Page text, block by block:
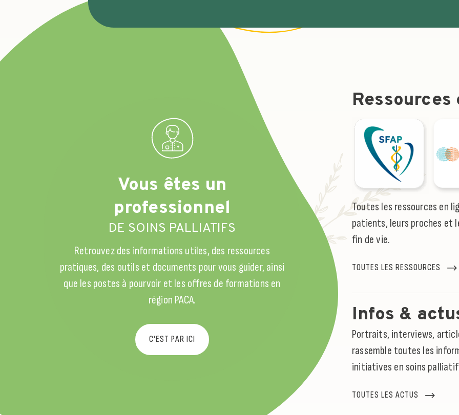
Vous êtes un
professionnel
DE SOINS PALLIATIFS
Retrouvez des informations utiles, des ressources
pratiques, des outils et documents pour vous guider, ainsi
que les postes à pourvoir et les offres de formations en
région PACA.
C'EST PAR ICI
Toutes les ressources en
patients, leurs proches et
fin de vie.
TOUTES LES RESSOURCES
Infos &
Portraits, interviews,
rassemble toutes les
initiatives en soins
TOUTES LES ACTUS